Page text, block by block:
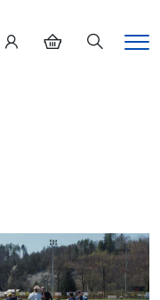
Hledání